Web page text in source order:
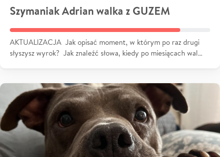
Szymaniak Adrian walka z GUZEM
AKTUALIZACJA Jak opisać moment, w którym po raz drugi
słyszysz wyrok? Jak znaleźć słowa, kiedy po miesiącach wal…